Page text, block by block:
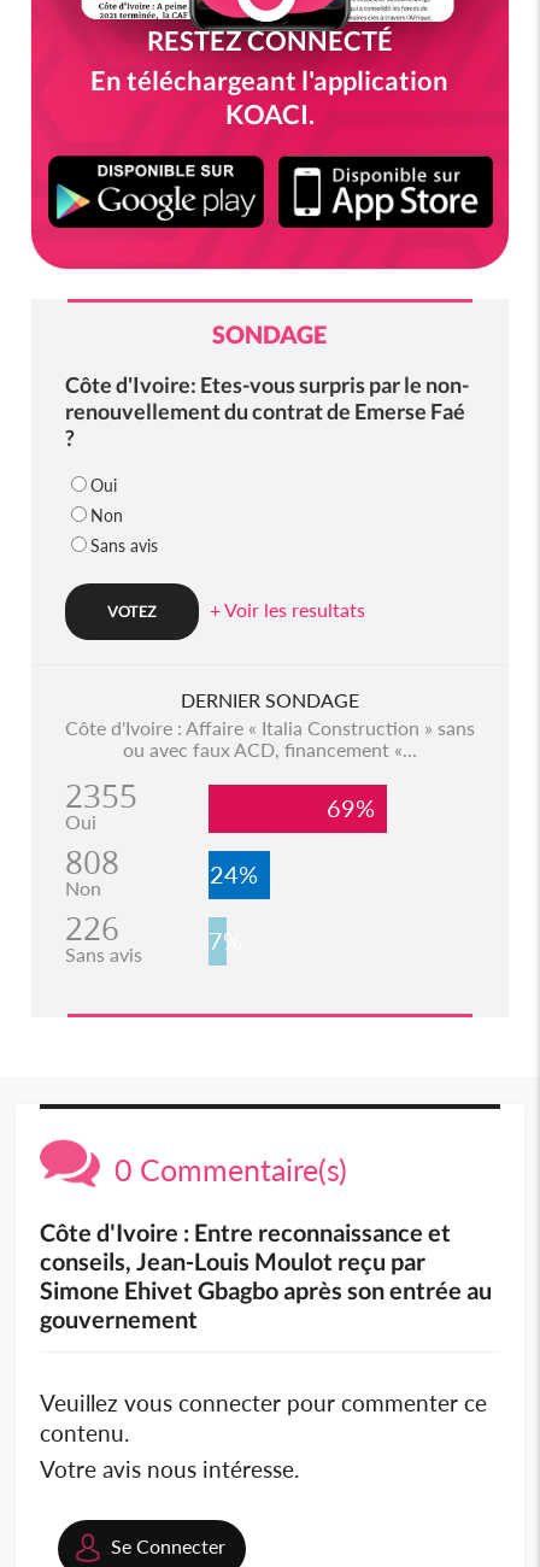
RESTEZ CONNECTÉ
En téléchargeant l'application
KOACI.
SONDAGE
Côte d'Ivoire: Etes-vous surpris par le non-
renouvellement du contrat de Emerse Faé
?
Oui
Non
Sans avis
+ Voir les resultats
DERNIER SONDAGE
Côte d'Ivoire : Affaire « Italia Construction » sans
ou avec faux ACD, financement «...
2355
Oui 69%
808
Non 24%
226
Sans avis 7%
0 Commentaire(s)
Côte d'Ivoire : Entre reconnaissance et
conseils, Jean-Louis Moulot reçu par
Simone Ehivet Gbagbo après son entrée au
gouvernement
Veuillez vous connecter pour commenter ce
contenu.
Votre avis nous intéresse.
Se Connecter